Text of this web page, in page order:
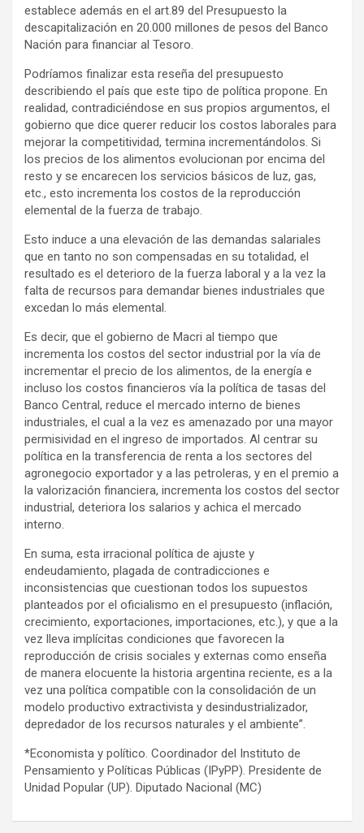
establece además en el art.89 del Presupuesto la
descapitalización en 20.000 millones de pesos del Banco
Nación para financiar al Tesoro.
Podríamos finalizar esta reseña del presupuesto
describiendo el país que este tipo de política propone. En
realidad, contradiciéndose en sus propios argumentos, el
gobierno que dice querer reducir los costos laborales para
mejorar la competitividad, termina incrementándolos. Si
los precios de los alimentos evolucionan por encima del
resto y se encarecen los servicios básicos de luz, gas,
etc., esto incrementa los costos de la reproducción
elemental de la fuerza de trabajo.
Esto induce a una elevación de las demandas salariales
que en tanto no son compensadas en su totalidad, el
resultado es el deterioro de la fuerza laboral y a la vez la
falta de recursos para demandar bienes industriales que
excedan lo más elemental.
Es decir, que el gobierno de Macri al tiempo que
incrementa los costos del sector industrial por la vía de
incrementar el precio de los alimentos, de la energía e
incluso los costos financieros vía la política de tasas del
Banco Central, reduce el mercado interno de bienes
industriales, el cual a la vez es amenazado por una mayor
permisividad en el ingreso de importados. Al centrar su
política en la transferencia de renta a los sectores del
agronegocio exportador y a las petroleras, y en el premio a
la valorización financiera, incrementa los costos del sector
industrial, deteriora los salarios y achica el mercado
interno.
En suma, esta irracional política de ajuste y
endeudamiento, plagada de contradicciones e
inconsistencias que cuestionan todos los supuestos
planteados por el oficialismo en el presupuesto (inflación,
crecimiento, exportaciones, importaciones, etc.), y que a la
vez lleva implícitas condiciones que favorecen la
reproducción de crisis sociales y externas como enseña
de manera elocuente la historia argentina reciente, es a la
vez una política compatible con la consolidación de un
modelo productivo extractivista y desindustrializador,
depredador de los recursos naturales y el ambiente”.
*Economista y político. Coordinador del Instituto de
Pensamiento y Políticas Públicas (IPyPP). Presidente de
Unidad Popular (UP). Diputado Nacional (MC)